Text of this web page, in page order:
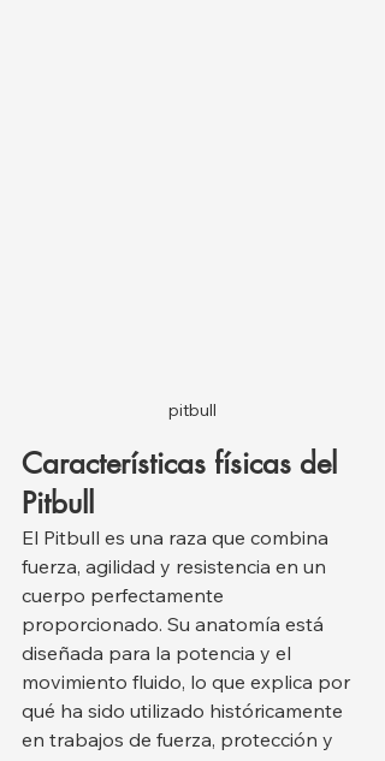
pitbull
Características físicas del
Pitbull
El Pitbull es una raza que combina
fuerza, agilidad y resistencia en un
cuerpo perfectamente
proporcionado. Su anatomía está
diseñada para la potencia y el
movimiento fluido, lo que explica por
qué ha sido utilizado históricamente
en trabajos de fuerza, protección y